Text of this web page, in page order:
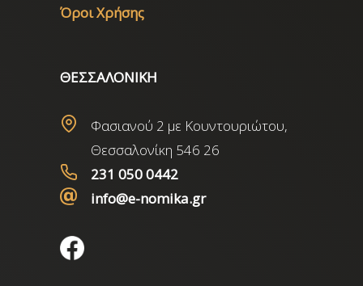
Όροι Χρήσης
ΘΕΣΣΑΛΟΝΙΚΗ
Φασιανού 2 με Κουντουριώτου,
Θεσσαλονίκη 546 26
231 050 0442
info@e-nomika.gr